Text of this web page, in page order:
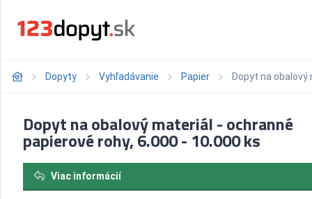
Dopyty Vyhľadávanie Papier Dopyt na
Dopyt na obalový materiál - ochranné
papierové rohy, 6.000 - 10.000 ks
Viac informácií